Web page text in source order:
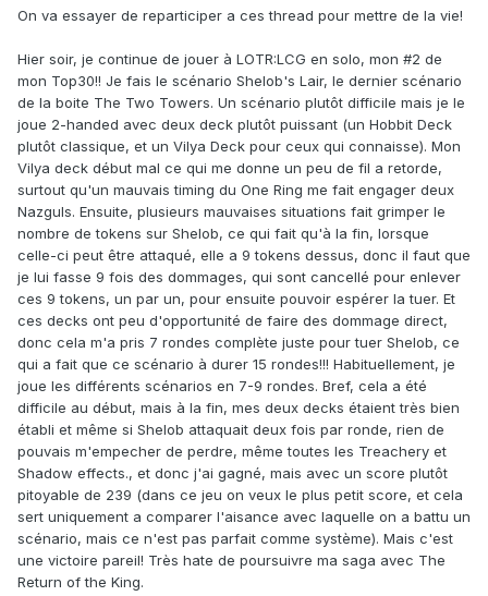
On va essayer de reparticiper a ces thread pour mettre de la vie!
Hier soir, je continue de jouer à LOTR:LCG en solo, mon #2 de
mon Top30!! Je fais le scénario Shelob's Lair, le dernier scénario
de la boite The Two Towers. Un scénario plutôt difficile mais je le
joue 2-handed avec deux deck plutôt puissant (un Hobbit Deck
plutôt classique, et un Vilya Deck pour ceux qui connaisse). Mon
Vilya deck début mal ce qui me donne un peu de fil a retorde,
surtout qu'un mauvais timing du One Ring me fait engager deux
Nazguls. Ensuite, plusieurs mauvaises situations fait grimper le
nombre de tokens sur Shelob, ce qui fait qu'à la fin, lorsque
celle-ci peut être attaqué, elle a 9 tokens dessus, donc il faut que
je lui fasse 9 fois des dommages, qui sont cancellé pour enlever
ces 9 tokens, un par un, pour ensuite pouvoir espérer la tuer. Et
ces decks ont peu d'opportunité de faire des dommage direct,
donc cela m'a pris 7 rondes complète juste pour tuer Shelob, ce
qui a fait que ce scénario à durer 15 rondes!!! Habituellement, je
joue les différents scénarios en 7-9 rondes. Bref, cela a été
difficile au début, mais à la fin, mes deux decks étaient très bien
établi et même si Shelob attaquait deux fois par ronde, rien de
pouvais m'empecher de perdre, même toutes les Treachery et
Shadow effects., et donc j'ai gagné, mais avec un score plutôt
pitoyable de 239 (dans ce jeu on veux le plus petit score, et cela
sert uniquement a comparer l'aisance avec laquelle on a battu un
scénario, mais ce n'est pas parfait comme système). Mais c'est
une victoire pareil! Très hate de poursuivre ma saga avec The
Return of the King.